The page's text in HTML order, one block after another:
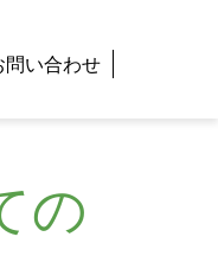
問い合わせ
の